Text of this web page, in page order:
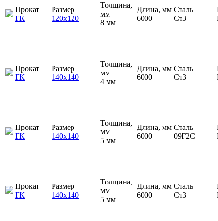
Прокат
ГК
Размер
120х120
Толщина,
мм
8 мм
Длина, мм
6000
Сталь
Ст3
Прокат
ГК
Размер
140х140
Толщина,
мм
4 мм
Длина, мм
6000
Сталь
Ст3
Прокат
ГК
Размер
140х140
Толщина,
мм
5 мм
Длина, мм
6000
Сталь
09Г2С
Прокат
ГК
Размер
140х140
Толщина,
мм
5 мм
Длина, мм
6000
Сталь
Ст3